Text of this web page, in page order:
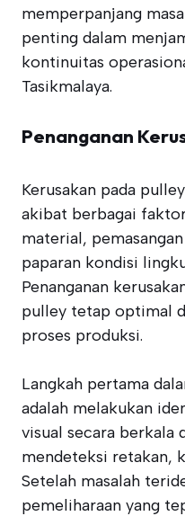
memperpanjang
penting dalam
kontinuitas
Tasikmalaya.
Penanganan
Kerusakan pada
akibat berbagai
material,
paparan kondisi
Penanganan
pulley tetap optimal
proses produksi.
Langkah pertama
adalah melakukan
visual secara berkala
mendeteksi retakan,
Setelah masalah
pemeliharaan yang